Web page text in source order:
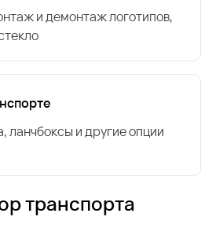
и демонтаж логотипов,
ланчбоксы и другие опции
транспорта